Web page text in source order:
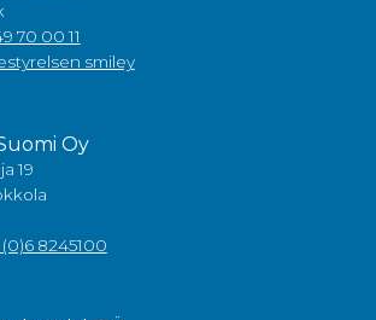
70 00 11
smiley
Oy
19
(0)6 8245100